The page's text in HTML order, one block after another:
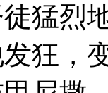
猛烈
狂，